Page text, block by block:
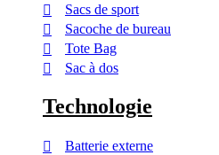
Sacs de sport
Sacoche de bureau
Tote Bag
Sac à dos
Technologie
Batterie externe